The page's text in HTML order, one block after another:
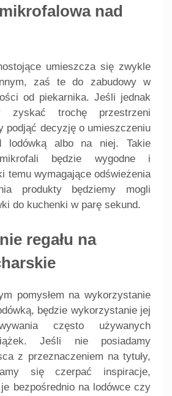
nad
umieszcza się zwykle
zaś te do zabudowy w
od piekarnika. Jeśli jednak
zyskać trochę przestrzeni
podjąć decyzję o umieszczeniu
lodówką albo na niej. Takie
będzie wygodne i
temu wymagające odświeżenia
produkty będziemy mogli
do kuchenki w parę sekund.
regału na
pomysłem na wykorzystanie
będzie wykorzystanie jej
często używanych
Jeśli nie posiadamy
z przeznaczeniem na tytuły,
się czerpać inspiracje,
bezpośrednio na lodówce czy